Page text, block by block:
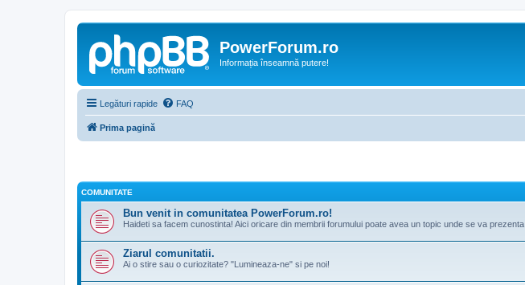
PowerForum.ro
Informația înseamnă putere!
Legături rapide FAQ
Prima pagină
COMUNITATE
Bun venit in comunitatea PowerForum.ro!
Haideti sa facem cunostinta! Aici oricare din membrii forumului poate avea un topic unde se va prezenta.
Ziarul comunitatii.
Ai o stire sau o curiozitate? "Lumineaza-ne" si pe noi!